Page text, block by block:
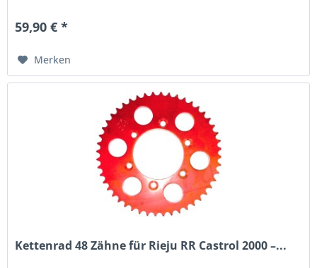
59,90 € *
Merken
Kettenrad 48 Zähne für Rieju RR Castrol 2000 –...